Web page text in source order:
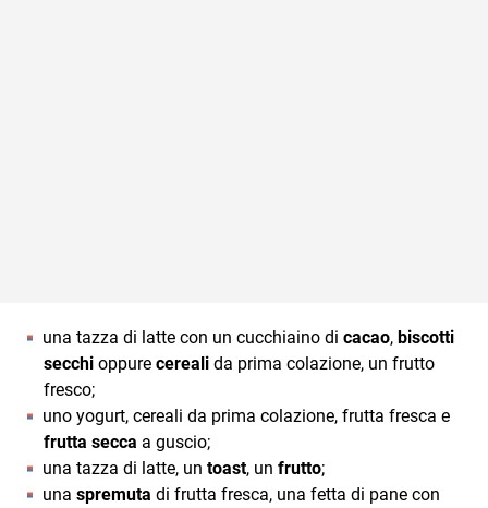
una tazza di latte con un cucchiaino di cacao, biscotti
secchi oppure cereali da prima colazione, un frutto
fresco;
uno yogurt, cereali da prima colazione, frutta fresca e
frutta secca a guscio;
una tazza di latte, un toast, un frutto;
una spremuta di frutta fresca, una fetta di pane con